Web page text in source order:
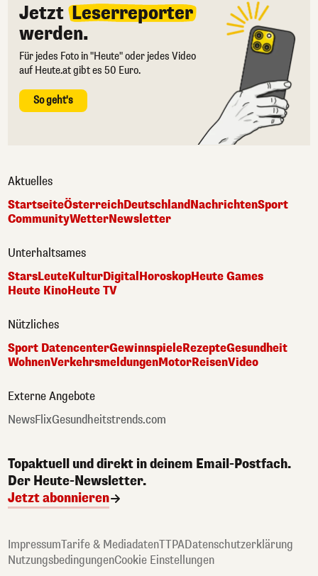
Jetzt Leserreporter
werden.
Für jedes Foto in "Heute" oder jedes Video
auf Heute.at gibt es 50 Euro.
So geht's
Aktuelles
StartseiteÖsterreichDeutschlandNachrichtenSport
CommunityWetterNewsletter
Unterhaltsames
StarsLeuteKulturDigitalHoroskopHeute Games
Heute KinoHeute TV
Nützliches
Sport DatencenterGewinnspieleRezepteGesundheit
WohnenVerkehrsmeldungenMotorReisenVideo
Externe Angebote
NewsFlixGesundheitstrends.com
Topaktuell und direkt in deinem Email-Postfach.
Der Heute-Newsletter.
Jetzt abonnieren
ImpressumTarife & MediadatenTTPADatenschutzerklärung
NutzungsbedingungenCookie Einstellungen